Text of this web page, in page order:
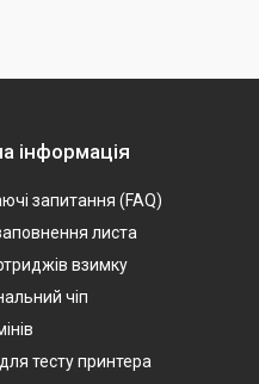
інформація
запитання (FAQ)
листа
взимку
чіп
тесту принтера